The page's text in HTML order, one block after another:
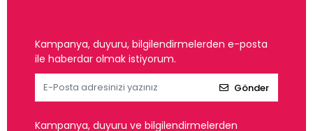
Kampanya, duyuru, bilgilendirmelerden e-posta
ile haberdar olmak istiyorum.
Gönder
Kampanya, duyuru ve bilgilendirmelerden